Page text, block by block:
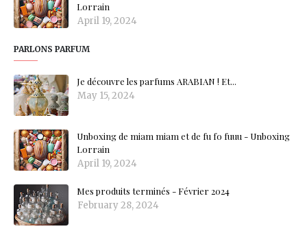
Lorrain
April 19, 2024
PARLONS PARFUM
Je découvre les parfums ARABIAN ! Et...
May 15, 2024
Unboxing de miam miam et de fu fo fuuu - Unboxing
Lorrain
April 19, 2024
Mes produits terminés - Février 2024
February 28, 2024